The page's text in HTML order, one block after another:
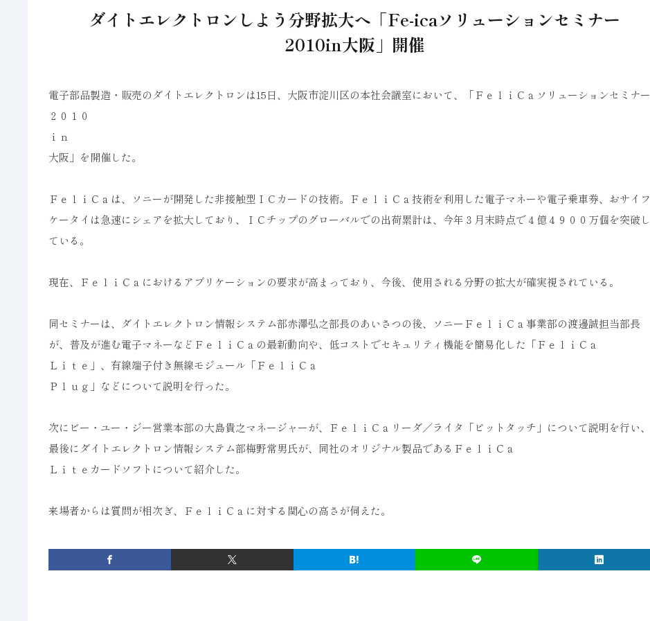
ダイトエレクトロンしよう分野拡大へ「Fe-icaソリューションセミナー
2010in大阪」開催
電子部品製造・販売のダイトエレクトロンは15日、大阪市淀川区の本社会議室において、「ＦｅｌｉＣａソリューションセミナー
２０１０
ｉｎ
大阪」を開催した。
ＦｅｌｉＣａは、ソニーが開発した非接触型ＩＣカードの技術。ＦｅｌｉＣａ技術を利用した電子マネーや電子乗車券、おサイフ
ケータイは急速にシェアを拡大しており、ＩＣチップのグローバルでの出荷累計は、今年３月末時点で４億４９００万個を突破し
ている。
現在、ＦｅｌｉＣａにおけるアプリケーションの要求が高まっており、今後、使用される分野の拡大が確実視されている。
同セミナーは、ダイトエレクトロン情報システム部赤澤弘之部長のあいさつの後、ソニーＦｅｌｉＣａ事業部の渡邊誠担当部長
が、普及が進む電子マネーなどＦｅｌｉＣａの最新動向や、低コストでセキュリティ機能を簡易化した「ＦｅｌｉＣａ
Ｌｉｔｅ」、有線端子付き無線モジュール「ＦｅｌｉＣａ
Ｐｌｕｇ」などについて説明を行った。
次にビー・ユー・ジー営業本部の大島貴之マネージャーが、ＦｅｌｉＣａリーダ／ライタ「ピットタッチ」について説明を行い、
最後にダイトエレクトロン情報システム部梅野常男氏が、同社のオリジナル製品であるＦｅｌｉＣａ
Ｌｉｔｅカードソフトについて紹介した。
来場者からは質問が相次ぎ、ＦｅｌｉＣａに対する関心の高さが伺えた。